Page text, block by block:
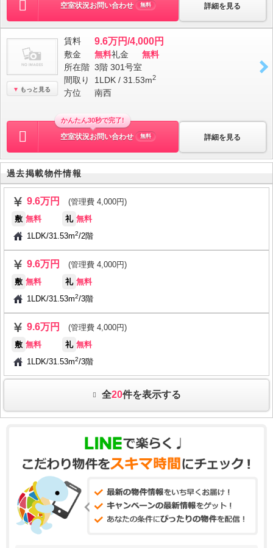
詳細を見る
空室状況お問い合わせ 無料
もっと見る
賃料 9.6万円/4,000円
敷金 無料礼金
無料
所在階 3階 301号室
間取り
1LDK / 31.53m2
方位 南西
詳細を見る
かんたん30秒で完了!
空室状況お問い合わせ 無料
過去掲載物件情報
9.6万円
(管理費 4,000円)
敷 無料 礼 無料
1LDK/31.53m2/2階
9.6万円
(管理費 4,000円)
敷 無料 礼 無料
1LDK/31.53m2/3階
9.6万円
(管理費 4,000円)
敷 無料 礼 無料
1LDK/31.53m2/3階
全20件を表示する